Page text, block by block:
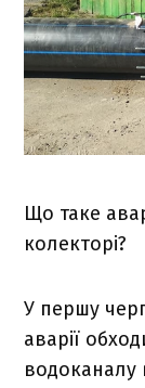
Що таке
колекторі?
У першу
аварії